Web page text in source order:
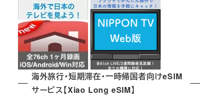
海外旅行・短期滞在・一時帰国者向けeSIM
サービス【Xiao Long eSIM】